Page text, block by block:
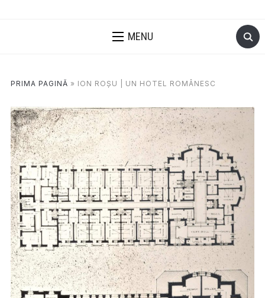
MENU
PRIMA PAGINĂ » ION ROȘU | UN HOTEL ROMÂNESC